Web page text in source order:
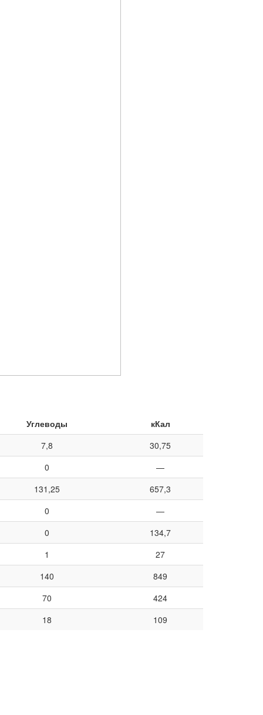
Углеводы
кКал
7,8
30,75
0
—
131,25
657,3
0
—
0
134,7
1
27
140
849
70
424
18
109